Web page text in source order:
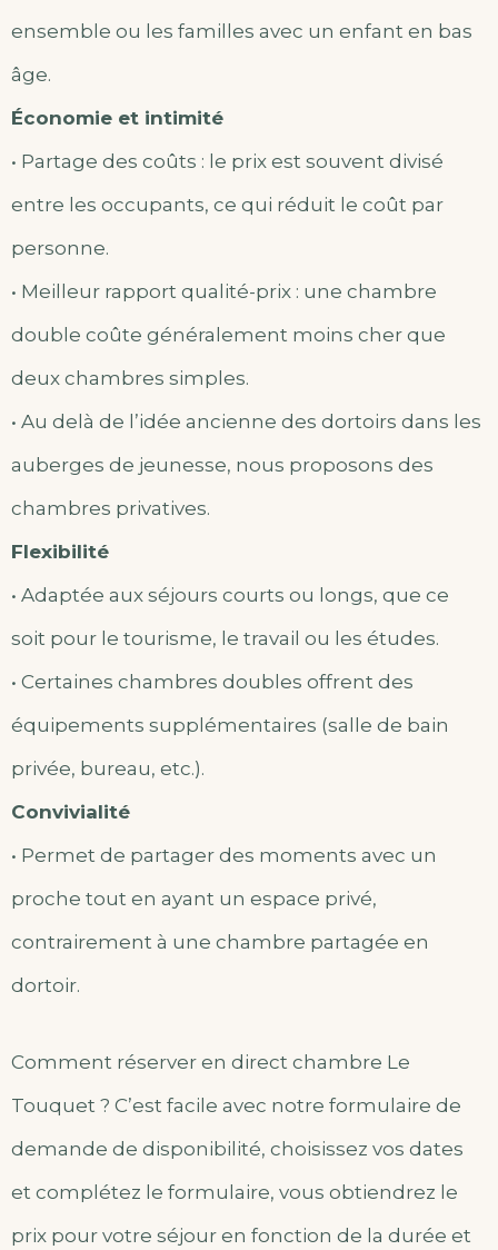
ensemble ou les familles avec un enfant en bas
âge.
Économie et intimité
• Partage des coûts : le prix est souvent divisé
entre les occupants, ce qui réduit le coût par
personne.
• Meilleur rapport qualité-prix : une chambre
double coûte généralement moins cher que
deux chambres simples.
• Au delà de l’idée ancienne des dortoirs dans les
auberges de jeunesse, nous proposons des
chambres privatives.
Flexibilité
• Adaptée aux séjours courts ou longs, que ce
soit pour le tourisme, le travail ou les études.
• Certaines chambres doubles offrent des
équipements supplémentaires (salle de bain
privée, bureau, etc.).
Convivialité
• Permet de partager des moments avec un
proche tout en ayant un espace privé,
contrairement à une chambre partagée en
dortoir.
Comment réserver en direct chambre Le
Touquet ? C’est facile avec notre formulaire de
demande de disponibilité, choisissez vos dates
et complétez le formulaire, vous obtiendrez le
prix pour votre séjour en fonction de la durée et